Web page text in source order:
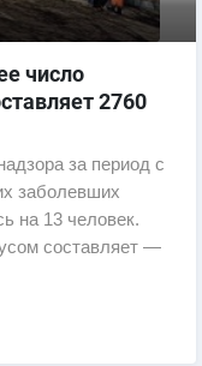
число
2760
за период с
заболевших
на 13 человек.
составляет —